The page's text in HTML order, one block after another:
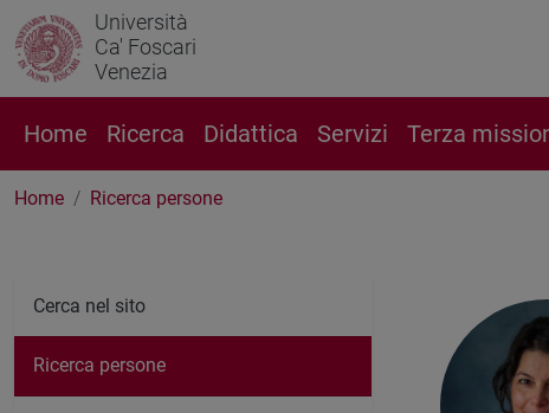
Università
Ca' Foscari
Venezia
Home Ricerca Didattica Servizi Terza
Home Ricerca persone
Cerca nel sito
Ricerca persone